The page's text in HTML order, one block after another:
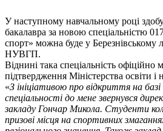
У наступному навчальному році
бакалавра за новою спеціальністю
спорт» можна буде у Березнівському
НУВГП.
Віднині така спеціальність офіційно
підтвердження Міністерства освіти і
«З ініціативою про відкриття на
спеціальності до мене звернувся
закладу Гончар Микола. Студенти
призові місця на спортивних